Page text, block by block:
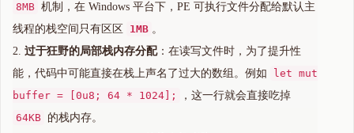
8MB 机制，在 Windows 平台下，PE 可执行文件分配给默认主
线程的栈空间只有区区
1MB 。
过于狂野的局部栈内存分配：在读写文件时，为了提升性
能，代码中可能直接在栈上声名了过大的数组。例如
let mut
buffer = [0u8; 64 * 1024];
，这一行就会直接吃掉
64KB 的栈内存。